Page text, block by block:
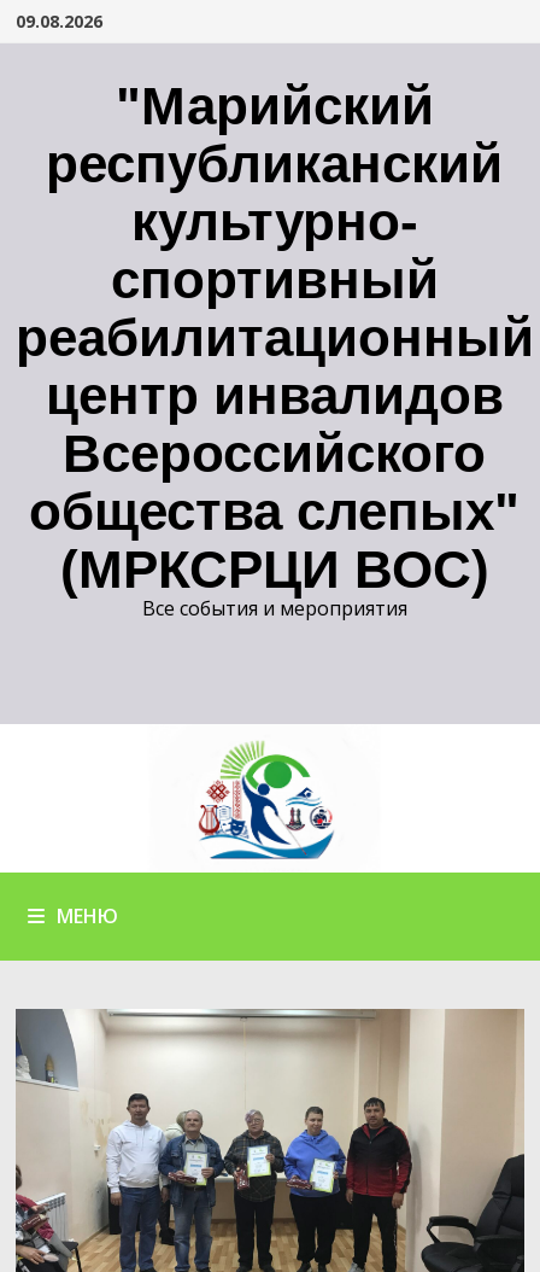
Перейти
09.08.2026
"Марийский
республиканский
культурно-
спортивный
реабилитационный
центр инвалидов
Всероссийского
общества слепых"
(МРКСРЦИ ВОС)
Все события и мероприятия
МЕНЮ